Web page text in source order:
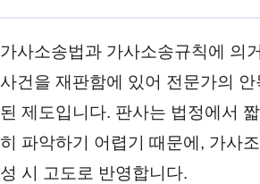
가사소송법과 가사소송규칙에 의
사건을 재판함에 있어 전문가의
된 제도입니다. 판사는 법정에서
히 파악하기 어렵기 때문에, 가사
성 시 고도로 반영합니다.